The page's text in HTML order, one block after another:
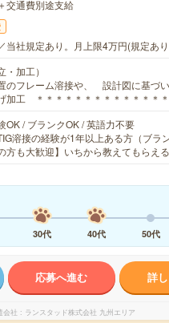
交通費別途支給
当社規定あり。月上限4万円(規定あ
・加工）
のフレーム溶接や、 設計図に基づ
加工 ＊＊＊＊＊＊＊＊＊＊＊＊＊
OK / ブランクOK / 英語力不要
溶接の経験が1年以上ある方（ブラ
方も大歓迎】いちから教えてもらえ
30代 40代 50代
応募へ進む 詳
会社 ランスタッド株式会社 九州エリア